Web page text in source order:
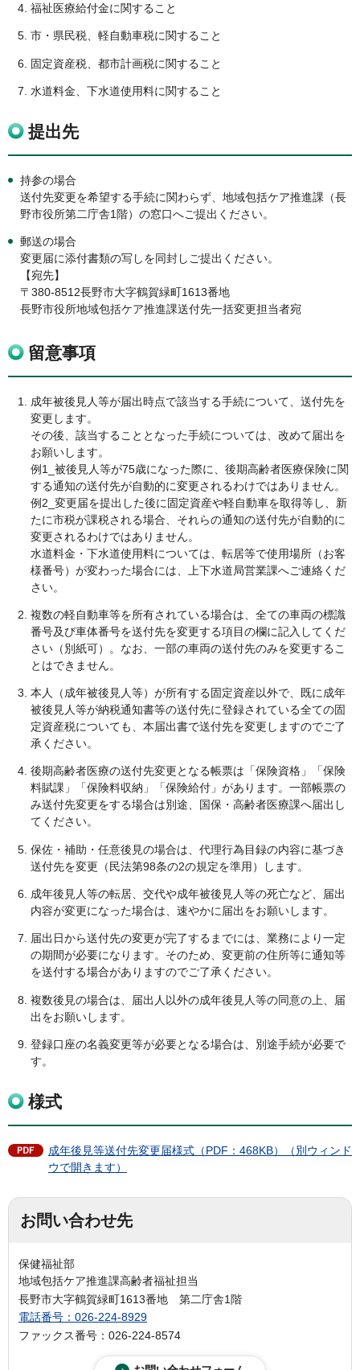
福祉医療給付金に関すること
市・県民税、軽自動車税に関すること
固定資産税、都市計画税に関すること
水道料金、下水道使用料に関すること
提出先
持参の場合
送付先変更を希望する手続に関わらず、地域包括ケア推進課（長
野市役所第二庁舎1階）の窓口へご提出ください。
郵送の場合
変更届に添付書類の写しを同封しご提出ください。
【宛先】
〒380-8512長野市大字鶴賀緑町1613番地
長野市役所地域包括ケア推進課送付先一括変更担当者宛
留意事項
成年被後見人等が届出時点で該当する手続について、送付先を
変更します。
その後、該当することとなった手続については、改めて届出を
お願いします。
例1_被後見人等が75歳になった際に、後期高齢者医療保険に関
する通知の送付先が自動的に変更されるわけではありません。
例2_変更届を提出した後に固定資産や軽自動車を取得等し、新
たに市税が課税される場合、それらの通知の送付先が自動的に
変更されるわけではありません。
水道料金・下水道使用料については、転居等で使用場所（お客
様番号）が変わった場合には、上下水道局営業課へご連絡くだ
さい。
複数の軽自動車等を所有されている場合は、全ての車両の標識
番号及び車体番号を送付先を変更する項目の欄に記入してくだ
さい（別紙可）。なお、一部の車両の送付先のみを変更するこ
とはできません。
本人（成年被後見人等）が所有する固定資産以外で、既に成年
被後見人等が納税通知書等の送付先に登録されている全ての固
定資産税についても、本届出書で送付先を変更しますのでご了
承ください。
後期高齢者医療の送付先変更となる帳票は「保険資格」「保険
料賦課」「保険料収納」「保険給付」があります。一部帳票の
み送付先変更をする場合は別途、国保・高齢者医療課へ届出し
てください。
保佐・補助・任意後見の場合は、代理行為目録の内容に基づき
送付先を変更（民法第98条の2の規定を準用）します。
成年後見人等の転居、交代や成年被後見人等の死亡など、届出
内容が変更になった場合は、速やかに届出をお願いします。
届出日から送付先の変更が完了するまでには、業務により一定
の期間が必要になります。そのため、変更前の住所等に通知等
を送付する場合がありますのでご了承ください。
複数後見の場合は、届出人以外の成年後見人等の同意の上、届
出をお願いします。
登録口座の名義変更等が必要となる場合は、別途手続が必要で
す。
様式
成年後見等送付先変更届様式（PDF：468KB）（別ウィンド
ウで開きます）
お問い合わせ先
保健福祉部
地域包括ケア推進課高齢者福祉担当
長野市大字鶴賀緑町1613番地 第二庁舎1階
電話番号：026-224-8929
ファックス番号：026-224-8574